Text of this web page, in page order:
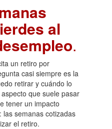
al
.
un retiro por
casi siempre es la
retirar y cuándo lo
que suele pasar
tener un impacto
las semanas cotizadas
el retiro.